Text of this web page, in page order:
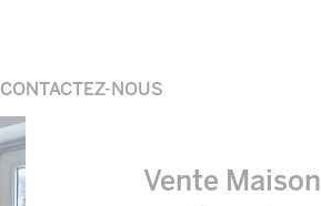
CONTACTEZ-NOUS
Vente Maison